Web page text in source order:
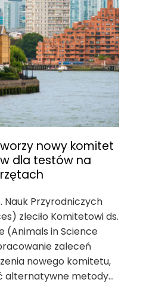
nowy komitet
dla testów na
Nauk Przyrodniczych
zleciło Komitetowi ds.
(Animals in Science
zaleceń
nowego komitetu,
alternatywne metody…